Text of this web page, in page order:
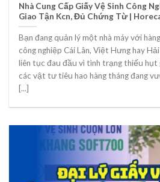
Nhà Cung Cấp Giấy Vệ Sinh Công
Giao Tận Kcn, Đủ Chứng Từ |
Bạn đang quản lý một nhà máy với
công nghiệp Cái Lân, Việt Hưng hay
liên tục đau đầu vì tình trạng thiếu hụt
các vật tư tiêu hao hàng tháng đang
[...]